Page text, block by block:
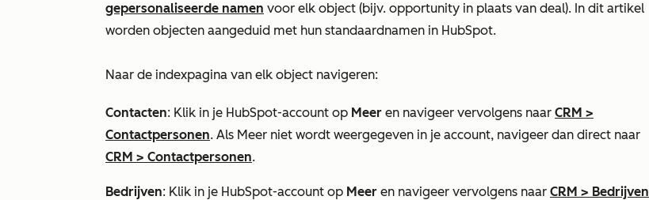
gepersonaliseerde namen voor elk object (bijv. opportunity in plaats van deal). In dit artikel
worden objecten aangeduid met hun standaardnamen in HubSpot.
Naar de indexpagina van elk object navigeren:
Contacten: Klik in je HubSpot-account op Meer en navigeer vervolgens naar CRM >
Contactpersonen. Als Meer niet wordt weergegeven in je account, navigeer dan direct naar
CRM > Contactpersonen.
Bedrijven: Klik in je HubSpot-account op Meer en navigeer vervolgens naar CRM > Bedrijven